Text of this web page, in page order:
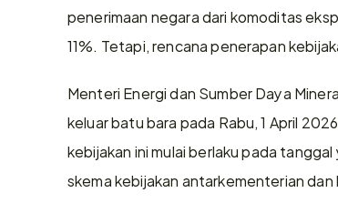
penerimaan negara dari komoditas
11%. Tetapi, rencana penerapan
Menteri Energi dan Sumber Daya
keluar batu bara pada Rabu, 1 April
kebijakan ini mulai berlaku pada
skema kebijakan antarkementerian dan